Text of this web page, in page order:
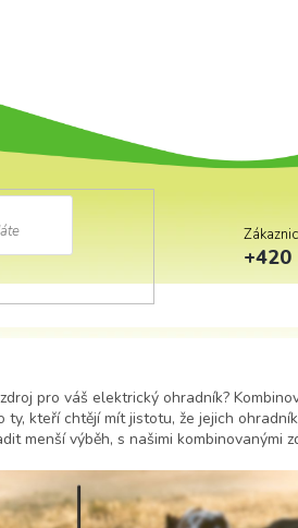
+420
pro váš elektrický ohradník?
ty, kteří chtějí mít jistotu, že jejich
menší výběh, s našimi kombinovanými